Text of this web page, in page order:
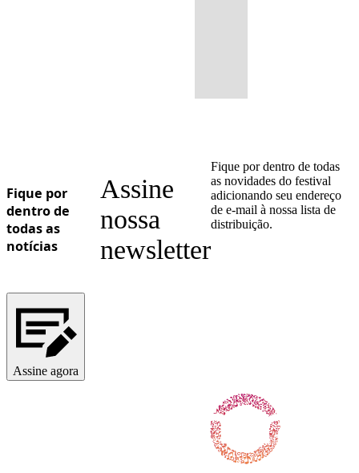
Fique por
dentro de
todas as
notícias
Assine
nossa
newsletter
Fique por dentro de todas
as novidades do festival
adicionando seu endereço
de e-mail à nossa lista de
distribuição.
Assine agora